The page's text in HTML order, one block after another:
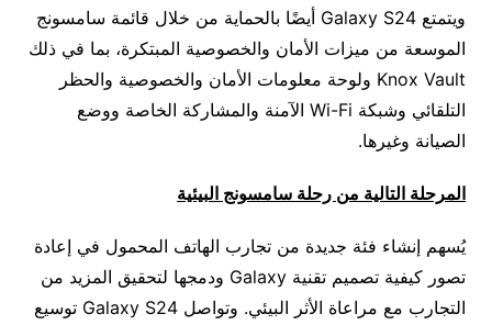
ويتمتع Galaxy S24 أيضًا بالحماية من خلال قائمة سامسونج
الموسعة من ميزات الأمان والخصوصية المبتكرة، بما في ذلك
Knox Vault ولوحة معلومات الأمان والخصوصية والحظر
التلقائي وشبكة Wi-Fi الآمنة والمشاركة الخاصة ووضع
الصيانة وغيرها.
المرحلة التالية من رحلة سامسونجالبيئية
يُسهم إنشاء فئة جديدة من تجارب الهاتف المحمول في إعادة
تصور كيفية تصميم تقنية Galaxy ودمجها لتحقيق المزيد من
التجارب مع مراعاة الأثر البيئي. وتواصل Galaxy S24 توسيع